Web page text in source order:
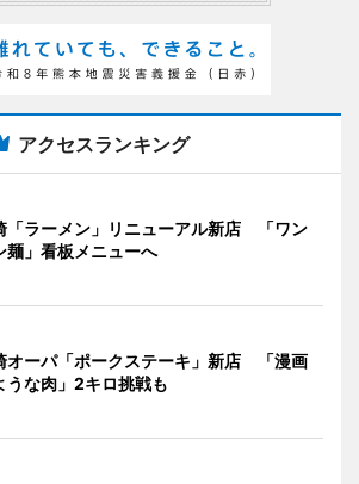
アクセスランキング
「ラーメン」リニューアル新店 「ワン
麺」看板メニューへ
オーパ「ポークステーキ」新店 「漫画
うな肉」2キロ挑戦も